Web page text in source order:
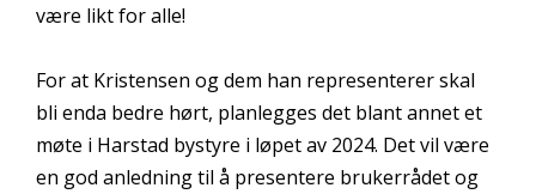
være likt for alle!
For at Kristensen og dem han representerer skal
bli enda bedre hørt, planlegges det blant annet et
møte i Harstad bystyre i løpet av 2024. Det vil være
en god anledning til å presentere brukerrådet og